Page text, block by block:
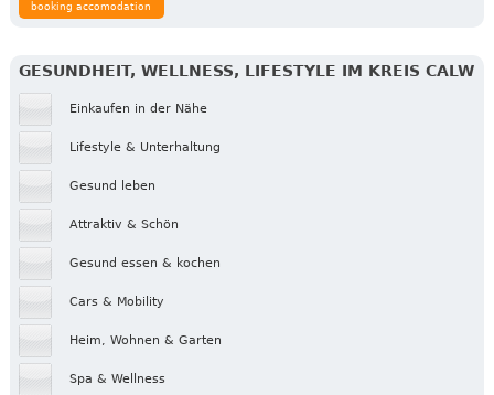
booking accomodation
GESUNDHEIT, WELLNESS, LIFESTYLE IM KREIS CALW
Einkaufen in der Nähe
Lifestyle & Unterhaltung
Gesund leben
Attraktiv & Schön
Gesund essen & kochen
Cars & Mobility
Heim, Wohnen & Garten
Spa & Wellness